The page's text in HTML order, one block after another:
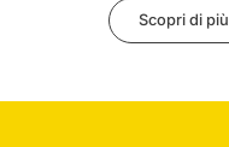
Scopri di più